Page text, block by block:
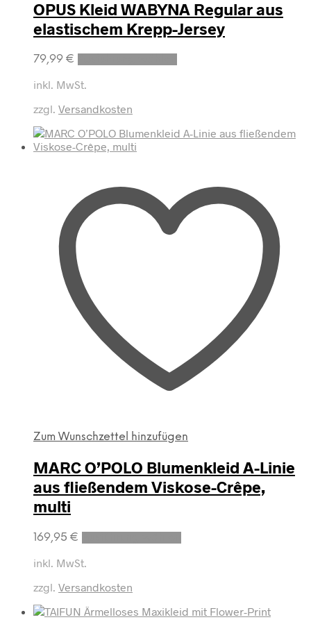
OPUS Kleid WABYNA Regular aus
elastischem Krepp-Jersey
79,99 €
Dieses
Die
der
Produktseite
gewählt
werden
inkl. MwSt.
zzgl. Versandkosten
Zum Wunschzettel hinzufügen
MARC O’POLO Blumenkleid A-Linie
aus fließendem Viskose-Crêpe,
multi
169,95 €
Dieses
Die
inkl. MwSt.
zzgl. Versandkosten